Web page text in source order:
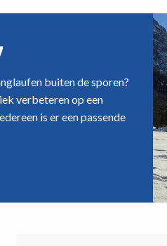
buiten de sporen?
verbeteren op een
is er een passende